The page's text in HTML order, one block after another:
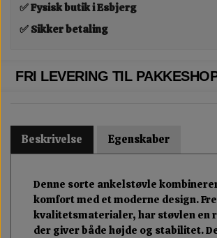
✅ Fysisk butik i Esbjerg
✅ Sikker betaling
FRI LEVERING TIL
Beskrivelse Egenskaber
Denne sorte ankelstøvle
komfort med et moderne design.
kvalitetsmaterialer, har støvlen en
der giver både højde og stabilitet.